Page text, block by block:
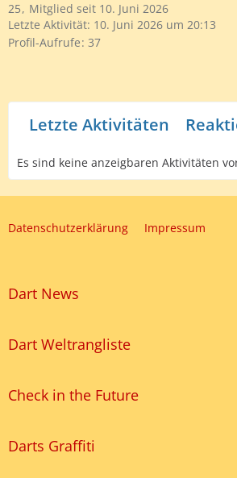
25
Mitglied seit 10. Juni 2026
Letzte Aktivität: 10. Juni 2026 um 20:13
Profil-Aufrufe 37
Letzte Aktivitäten
Es sind keine anzeigbaren Aktivitäten
Datenschutzerklärung Impressum
Dart News
Dart Weltrangliste
Check in the Future
Darts Graffiti